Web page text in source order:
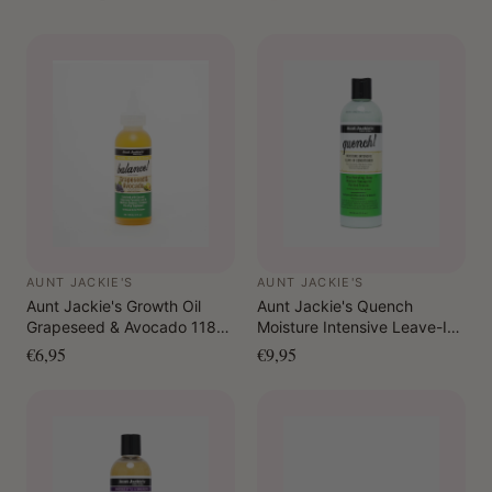
het haar volledig met In Control. Spoel uit, en breng
opnieuw aan volgens de instructies voor dagelijkse of
herstellende behandelingen.
AUNT JACKIE'S
Aunt Jackie's Growth Oil
Grapeseed & Avocado 118
ml
€6,95
AUNT JACKIE'S
Aunt Jackie's Quench
Moisture Intensive Leave-In
Conditioner 355 ml
€9,95